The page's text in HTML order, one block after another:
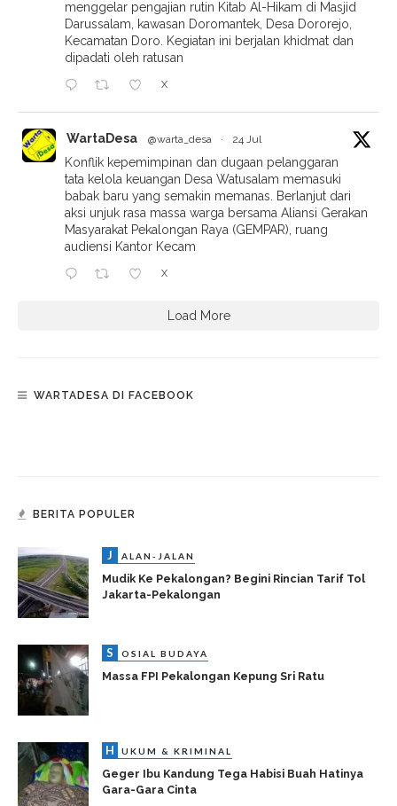
menggelar pengajian rutin Kitab Al-Hikam di Masjid
Darussalam, kawasan Doromantek, Desa Dororejo,
Kecamatan Doro. Kegiatan ini berjalan khidmat dan
dipadati oleh ratusan
X
WartaDesa @warta_desa · 24 Jul
Konflik kepemimpinan dan dugaan pelanggaran
tata kelola keuangan Desa Watusalam memasuki
babak baru yang semakin memanas. Berlanjut dari
aksi unjuk rasa massa warga bersama Aliansi Gerakan
Masyarakat Pekalongan Raya (GEMPAR), ruang
audiensi Kantor Kecam
X
Load More
WARTADESA DI FACEBOOK
BERITA POPULER
J ALAN-JALAN
Mudik Ke Pekalongan? Begini Rincian Tarif Tol
Jakarta-Pekalongan
S OSIAL BUDAYA
Massa FPI Pekalongan Kepung Sri Ratu
H UKUM & KRIMINAL
Geger Ibu Kandung Tega Habisi Buah Hatinya
Gara-Gara Cinta